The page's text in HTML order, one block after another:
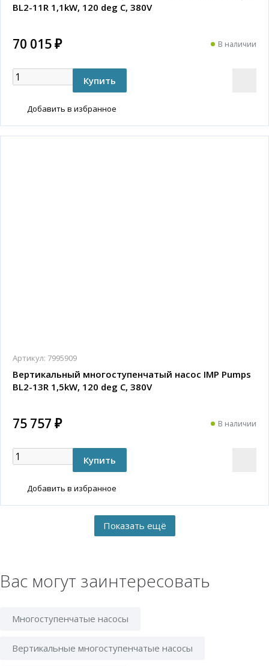
BL2-11R 1,1kW, 120 deg C, 380V
70 015 ₽ В наличии
Добавить в избранное
Артикул: 7995909
Вертикальный многоступенчатый насос IMP Pumps
BL2-13R 1,5kW, 120 deg C, 380V
75 757 ₽ В наличии
Добавить в избранное
Вас могут заинтересовать
Многоступенчатые насосы
Вертикальные многоступенчатые насосы